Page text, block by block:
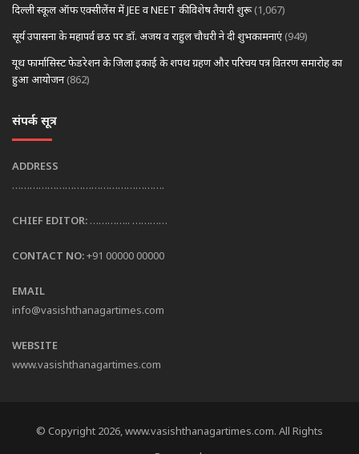
दिल्ली स्कूल ऑफ एक्सीलेंस में JEE व NEET की विशेष तैयारी शुरू (1,067)
सूर्य उपासना के महापर्व छठ पर डॉ. अजय व राहुल चौधरी ने दी शुभकामनाएं (949)
यूथ फार्मासिस्ट फेडरेशन के जिला इकाई के शपथ ग्रहण और परिचय पत्र वितरण समारोह का
हुआ आयोजन (862)
संपर्क सूत्र
ADDRESS
…………………………………………….
CHIEF EDITOR: ………….. …………
CONTACT NO:+91 00000 00000
EMAIL
info@vasishthanagartimes.com
WEBSITE
www.vasishthanagartimes.com
© Copyright 2026, www.vasishthanagartimes.com. All Rights